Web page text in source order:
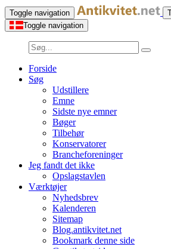
Toggle navigation
Toggle navigation
Forside
Søg
Udstillere
Emne
Sidste nye emner
Bøger
Tilbehør
Konservatorer
Brancheforeninger
Jeg fandt det ikke
Opslagstavlen
Værktøjer
Nyhedsbrev
Kalenderen
Sitemap
Blog.antikvitet.net
Bookmark denne side